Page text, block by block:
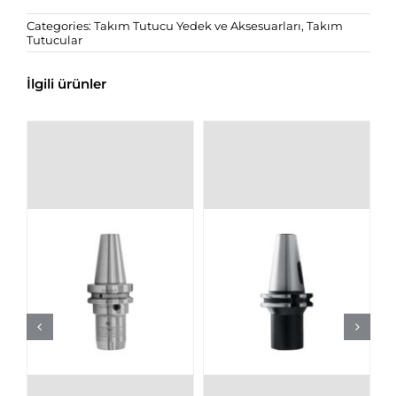
Categories: Takım Tutucu Yedek ve Aksesuarları, Takım
Tutucular
İlgili ürünler